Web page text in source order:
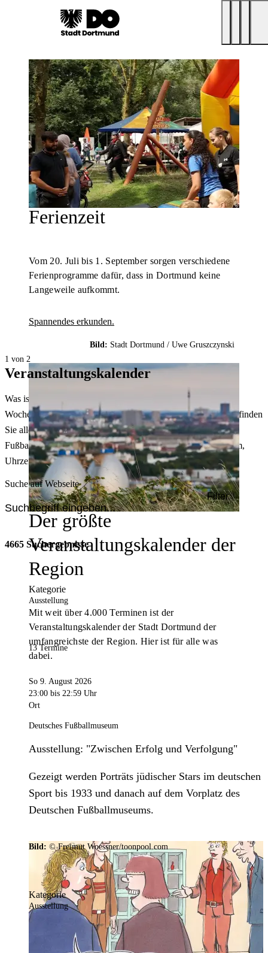
Ferienzeit
Vom 20. Juli bis 1. September sorgen verschiedene
Ferienprogramme dafür, dass in Dortmund keine
Langeweile aufkommt.
Spannendes erkunden.
Bild: Stadt Dortmund / Uwe Gruszczynski
Der größte
Veranstaltungskalender der
Region
Mit weit über 4.000 Terminen ist der
Veranstaltungskalender der Stadt Dortmund der
umfangreichste der Region. Hier ist für alle was
dabei.
1 von 2
Veranstaltungskalender
Was ist heute in Dortmund los? Welche Konzerte gibt es am
Wochenende? Im größten Veranstaltungskalender Dortmunds finden
Sie alle Events – von der Stadt- oder Museumsführung übers
Fußballspiel bis zum Flohmarkt. Sie können dabei nach Datum,
Uhrzeit, Ort oder Art der Veranstaltung auswählen. Viel Spaß!
Suche auf Webseite
Filter
4665 Suchergebnisse
Kategorie
Ausstellung
13 Termine
So 9. August 2026
23:00 bis 22:59 Uhr
Ort
Deutsches Fußballmuseum
Ausstellung: "Zwischen Erfolg und Verfolgung"
Gezeigt werden Porträts jüdischer Stars im deutschen
Sport bis 1933 und danach auf dem Vorplatz des
Deutschen Fußballmuseums.
Bild: © Freimut Woessner/toonpool.com
Kategorie
Ausstellung